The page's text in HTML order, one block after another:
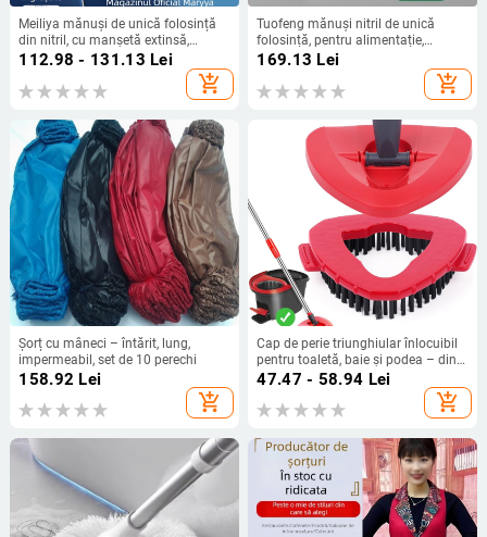
Meiliya mănuși de unică folosință
din nitril, cu manșetă extinsă,
pentru spălat vase și curățenie
casnică — material: nitril, grosime:
îngroșată, 25 bucăți într-o cutie
112.98 - 131.13 Lei
add_shopping_cart
Tuofeng mănuși nitril de unică
folosință, pentru alimentație,
impermeabile, grosime standard,
169.13 Lei
add_shopping_cart
Șorț cu mâneci – întărit, lung,
impermeabil, set de 10 perechi
158.92 Lei
add_shopping_cart
Cap de perie triunghiular înlocuibil
pentru toaletă, baie și podea – din
plastic, lansat în 2024
47.47 - 58.94 Lei
add_shopping_cart